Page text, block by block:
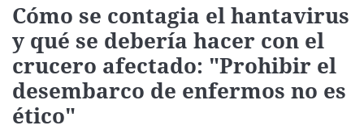
Cómo se contagia el hantavirus
y qué se debería hacer con el
crucero afectado: "Prohibir el
desembarco de enfermos no es
ético"